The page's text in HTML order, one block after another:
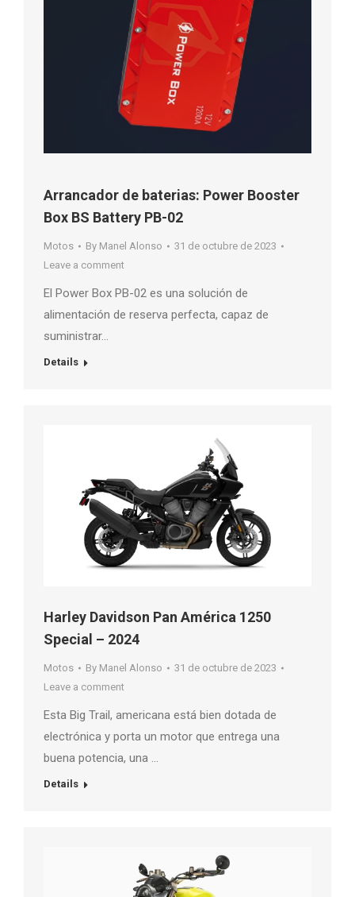
Arrancador de baterias: Power Booster
Box BS Battery PB-02
Motos By Manel Alonso
31 de octubre de 2023
Leave a comment
El Power Box PB-02 es una solución de
alimentación de reserva perfecta, capaz de
suministrar…
Details
Harley Davidson Pan América 1250
Special – 2024
Motos By Manel Alonso
31 de octubre de 2023
Leave a comment
Esta Big Trail, americana está bien dotada de
electrónica y porta un motor que entrega una
buena potencia, una …
Details